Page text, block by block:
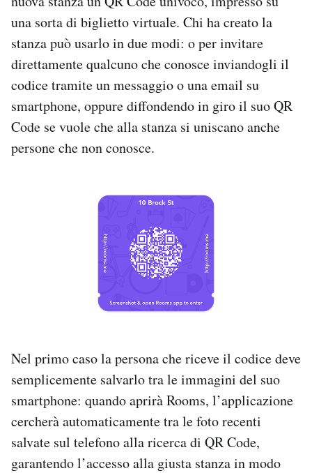
una sorta di biglietto virtuale. Chi ha creato la
stanza può usarlo in due modi: o per invitare
direttamente qualcuno che conosce inviandogli il
codice tramite un messaggio o una email su
smartphone, oppure diffondendo in giro il suo QR
Code se vuole che alla stanza si uniscano anche
persone che non conosce.
Nel primo caso la persona che riceve il codice deve
semplicemente salvarlo tra le immagini del suo
smartphone: quando aprirà Rooms, l’applicazione
cercherà automaticamente tra le foto recenti
salvate sul telefono alla ricerca di QR Code,
garantendo l’accesso alla giusta stanza in modo